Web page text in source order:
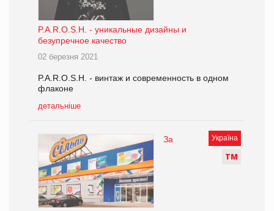
P.A.R.O.S.H. - уникальные дизайны и
безупречное качество
02 березня 2021
P.A.R.O.S.H. - винтаж и современность в одном
флаконе
детальніше
Україна
ТМ
За